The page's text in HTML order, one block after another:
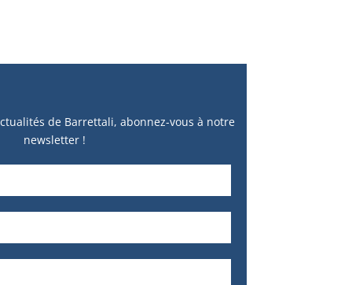
de Barrettali, abonnez-vous à notre
newsletter !